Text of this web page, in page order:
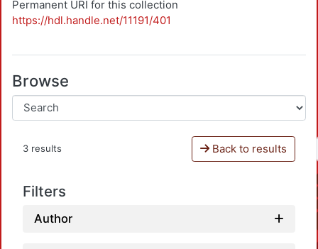
Permanent URI for this collection
https://hdl.handle.net/11191/401
Browse
3 results Back to results
Filters
Author